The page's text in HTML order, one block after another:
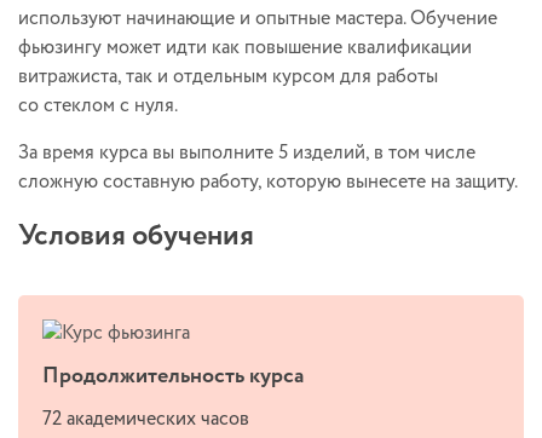
используют начинающие и опытные мастера. Обучение
фьюзингу может идти как повышение квалификации
витражиста, так и отдельным курсом для работы
со стеклом с нуля.
За время курса вы выполните 5 изделий, в том числе
сложную составную работу, которую вынесете на защиту.
Условия обучения
Продолжительность курса
72 академических часов